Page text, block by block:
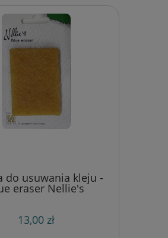
do usuwania kleju -
eraser Nellie's
13,00 zł